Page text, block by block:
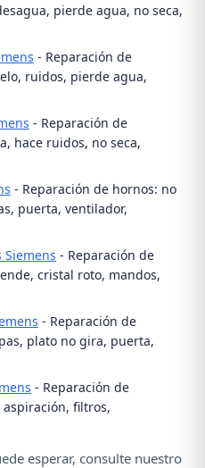
pierde agua, no seca,
- Reparación de
ruidos, pierde agua,
- Reparación de
hace ruidos, no seca,
- Reparación de hornos: no
puerta, ventilador,
Siemens - Reparación de
cristal roto, mandos,
- Reparación de
plato no gira, puerta,
- Reparación de
filtros,
esperar, consulte nuestro